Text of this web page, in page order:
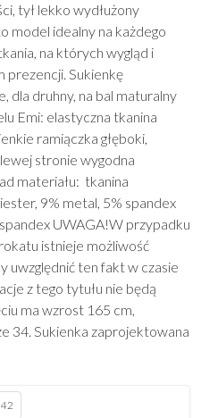
tył lekko wydłużony
model idealny na każdego
na których wygląd i
prezencji. Sukienkę
dla druhny, na bal maturalny
Emi: elastyczna tkanina
ramiączka głęboki,
stronie wygodna
materiału: tkanina
9% metal, 5% spandex
UWAGA!W przypadku
istnieje możliwość
uwzględnić ten fakt w czasie
z tego tytułu nie będą
ma wzrost 165 cm,
34. Sukienka zaprojektowana
42